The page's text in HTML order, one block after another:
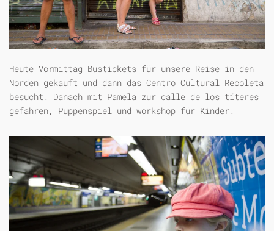
Heute Vormittag Bustickets für unsere Reise in den
Norden gekauft und dann das Centro Cultural Recoleta
besucht. Danach mit Pamela zur calle de los títeres
gefahren, Puppenspiel und workshop für Kinder.